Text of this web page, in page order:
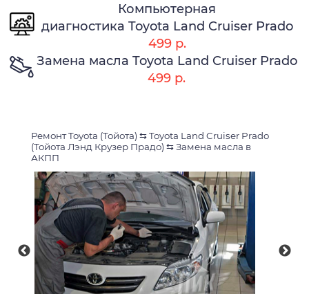
Компьютерная
диагностика Toyota Land Cruiser Prado
499 р.
Замена масла Toyota Land Cruiser Prado
499 р.
Ремонт Toyota (Тойота) ⇆Toyota Land Cruiser Prado
(Тойота Лэнд Крузер Прадо) ⇆Замена масла в
АКПП